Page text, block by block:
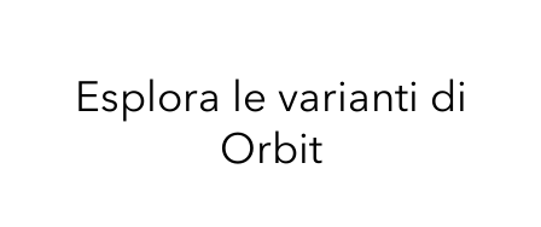
Esplora le varianti di
Orbit